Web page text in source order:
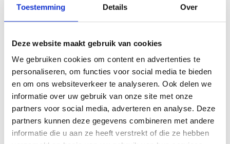
Toestemming Details Over
Deze website maakt gebruik van cookies
We gebruiken cookies om content en advertenties te
personaliseren, om functies voor social media te bieden
en om ons websiteverkeer te analyseren. Ook delen we
informatie over uw gebruik van onze site met onze
partners voor social media, adverteren en analyse. Deze
partners kunnen deze gegevens combineren met andere
informatie die u aan ze heeft verstrekt of die ze hebben
Trofeeën
AANVULLENDE INFORMATIE
BEOORDELINGEN (0)